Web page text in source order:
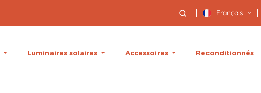
Français
Luminaires solaires Accessoires Reconditionnés